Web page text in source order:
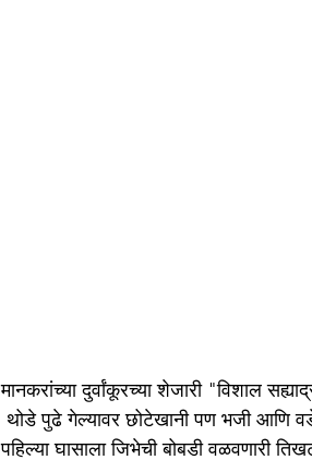
मानकरांच्या दुर्वांकूरच्या शेजारी "विशाल
थोडे पुढे गेल्यावर छोटेखानी पण भजी आणि
पहिल्या घासाला जिभेची बोबडी वळवणारी